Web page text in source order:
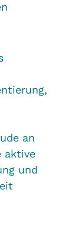
an
aktive
und